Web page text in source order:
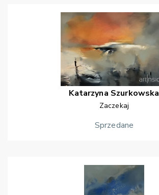
Katarzyna Szurkowska
Zaczekaj
Sprzedane